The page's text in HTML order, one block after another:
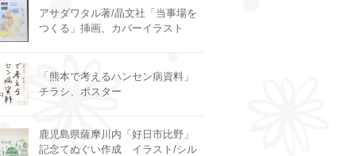
アサダワタル著/晶文社「当事場を
つくる」挿画、カバーイラスト
「熊本で考えるハンセン病資料」
チラシ、ポスター
鹿児島県薩摩川内「好日市比野」
記念てぬぐい作成 イラスト/シル